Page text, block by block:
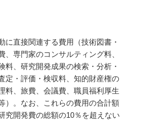
に直接関連する費用（技術図書・
、専門家のコンサルティング料、
料、研究開発成果の検索・分析・
定・評価・検収料、知的財産権の
料、旅費、会議費、職員福利厚生
）。なお、これらの費用の合計額
究開発費の総額の10％を超えない